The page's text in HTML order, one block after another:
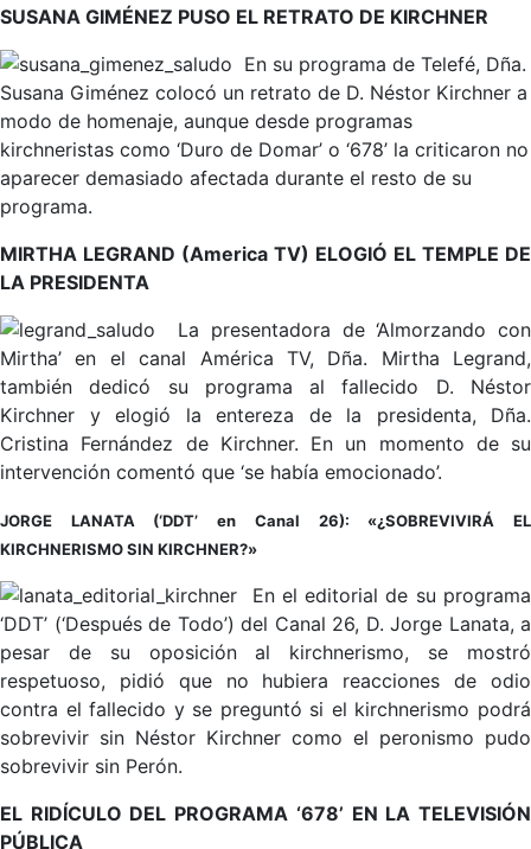
SUSANA GIMÉNEZ PUSO EL RETRATO DE KIRCHNER
En su programa de Telefé, Dña.
Susana Giménez colocó un retrato de D. Néstor Kirchner a
modo de homenaje, aunque desde programas
kirchneristas como ‘Duro de Domar’ o ‘678’ la criticaron no
aparecer demasiado afectada durante el resto de su
programa.
MIRTHA LEGRAND (America TV) ELOGIÓ EL TEMPLE DE
LA PRESIDENTA
La presentadora de ‘Almorzando con
Mirtha’ en el canal América TV, Dña. Mirtha Legrand,
también dedicó su programa al fallecido D. Néstor
Kirchner y elogió la entereza de la presidenta, Dña.
Cristina Fernández de Kirchner. En un momento de su
intervención comentó que ‘se había emocionado’.
JORGE LANATA (‘DDT’ en Canal 26): «¿SOBREVIVIRÁ EL
KIRCHNERISMO SIN KIRCHNER?»
En el editorial de su programa
‘DDT’ (‘Después de Todo’) del Canal 26, D. Jorge Lanata, a
pesar de su oposición al kirchnerismo, se mostró
respetuoso, pidió que no hubiera reacciones de odio
contra el fallecido y se preguntó si el kirchnerismo podrá
sobrevivir sin Néstor Kirchner como el peronismo pudo
sobrevivir sin Perón.
EL RIDÍCULO DEL PROGRAMA ‘678’ EN LA TELEVISIÓN
PÚBLICA